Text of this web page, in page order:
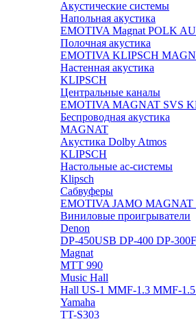
Акустические системы
Напольная акустика
EMOTIVA Magnat POLK
Полочная акустика
EMOTIVA KLIPSCH
Настенная акустика
KLIPSCH
Центральные каналы
EMOTIVA MAGNAT SVS
Беспроводная акустика
MAGNAT
Акустика Dolby Atmos
KLIPSCH
Настольные ас-системы
Klipsch
Сабвуферы
EMOTIVA JAMO MAGNAT
Виниловые проигрыватели
Denon
DP-450USB DP-400 DP-300F
Magnat
MTT 990
Music Hall
Hall US-1 MMF-1.3 MMF-1.5
Yamaha
TT-S303